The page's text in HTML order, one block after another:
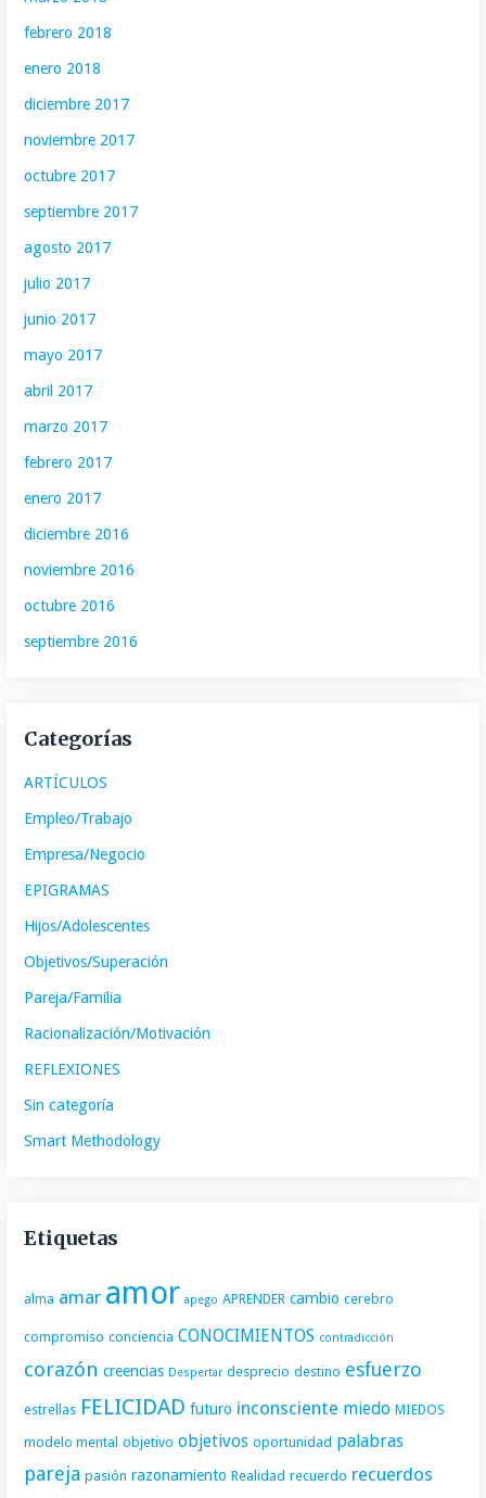
febrero 2018
enero 2018
diciembre 2017
noviembre 2017
octubre 2017
septiembre 2017
agosto 2017
julio 2017
junio 2017
mayo 2017
abril 2017
marzo 2017
febrero 2017
enero 2017
diciembre 2016
noviembre 2016
octubre 2016
septiembre 2016
Categorías
ARTÍCULOS
Empleo/Trabajo
Empresa/Negocio
EPIGRAMAS
Hijos/Adolescentes
Objetivos/Superación
Pareja/Familia
Racionalización/Motivación
REFLEXIONES
Sin categoría
Smart Methodology
Etiquetas
alma amar amor apego APRENDER cambio cerebro
compromiso conciencia CONOCIMIENTOS contradicción
corazón creencias Despertar desprecio destino esfuerzo
estrellas FELICIDAD futuro inconsciente miedo MIEDOS
modelo mental objetivo objetivos oportunidad palabras
pareja pasión razonamiento Realidad recuerdo recuerdos